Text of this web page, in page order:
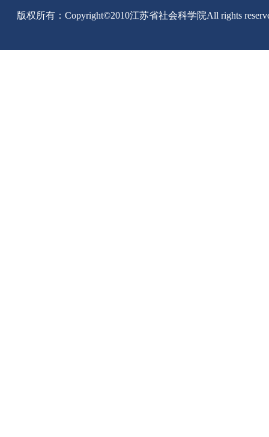
版权所有：Copyright©2010江苏省社会科学院All rights